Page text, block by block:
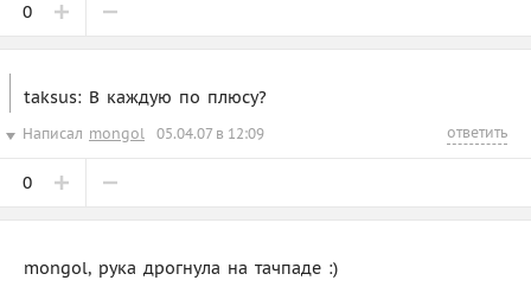
0
taksus: В каждую по плюсу?
Написал mongol 05.04.07 в 12:09 ответить
0
mongol, рука дрогнула на тачпаде :)